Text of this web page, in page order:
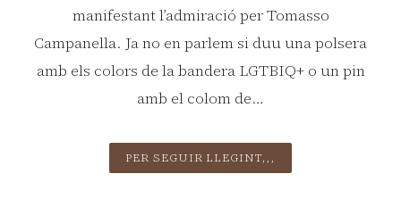
manifestant l’admiració per Tomasso
Campanella. Ja no en parlem si duu una polsera
amb els colors de la bandera LGTBIQ+ o un pin
amb el colom de…
PER SEGUIR LLEGINT,,,
NEUTRALITAT